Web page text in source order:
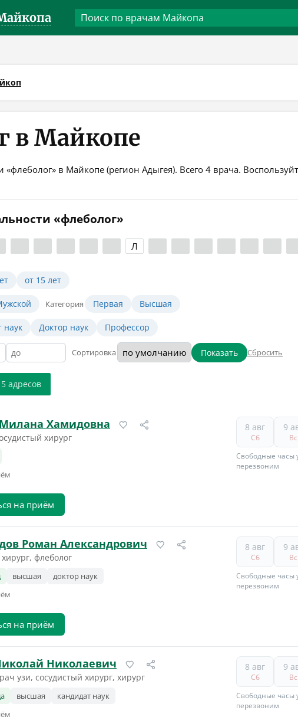
в Майкопе
«флеболог» в Майкопе (регион Адыгея). Всего 4 врача.
«флеболог»
Л
от 15 лет
Категория Первая Высшая
наук Доктор наук Профессор
Сортировка Показать Сбросить
адресов
Хамидовна
хирург
на приём
8 авг
Сб
9
Вс
Свободные часы
перезвоним
Роман Александрович
флеболог
высшая доктор наук
на приём
8 авг
Сб
9
Вс
Свободные часы
перезвоним
Николаевич
узи, сосудистый хирург, хирург
высшая кандидат наук
8 авг
Сб
9
Вс
Свободные часы
перезвоним